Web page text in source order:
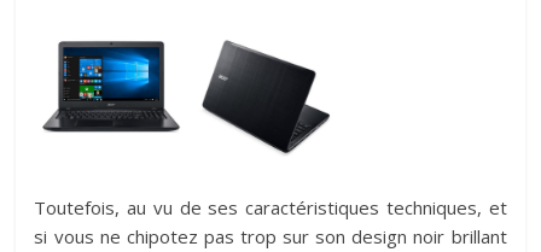
Toutefois, au vu de ses caractéristiques techniques, et
si vous ne chipotez pas trop sur son design noir brillant